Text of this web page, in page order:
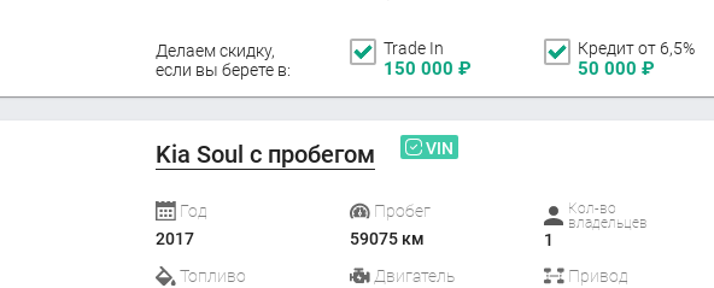
Делаем скидку,
если вы берете в:
Trade In
150 000 ₽
Кредит от 6,5%
50 000 ₽
Kia Soul с пробегом VIN
Год
2017
Пробег
59075 км
Кол-во
владельцев
1
Топливо
Двигатель Привод